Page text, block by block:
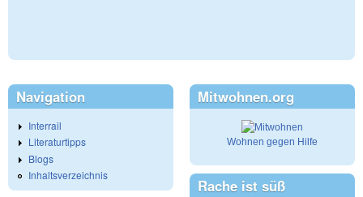
Navigation
Interrail
Literaturtipps
Blogs
Inhaltsverzeichnis
Mitwohnen.org
Wohnen gegen Hilfe
Rache ist süß